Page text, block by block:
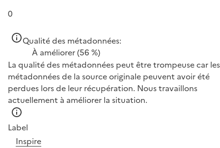
0
Qualité des métadonnées:
À améliorer(56 %)
La qualité des métadonnées peut être trompeuse car les
métadonnées de la source originale peuvent avoir été
perdues lors de leur récupération. Nous travaillons
actuellement à améliorer la situation.
Label
Inspire